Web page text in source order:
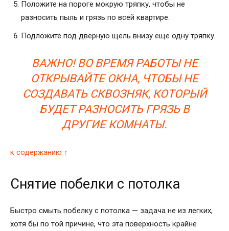
Положите на пороге мокрую тряпку, чтобы не
разносить пыль и грязь по всей квартире.
Подложите под дверную щель внизу еще одну тряпку.
ВАЖНО! ВО ВРЕМЯ РАБОТЫ НЕ
ОТКРЫВАЙТЕ ОКНА, ЧТОБЫ НЕ
СОЗДАВАТЬ СКВОЗНЯК, КОТОРЫЙ
БУДЕТ РАЗНОСИТЬ ГРЯЗЬ В
ДРУГИЕ КОМНАТЫ.
к содержанию ↑
Снятие побелки с потолка
Быстро смыть побелку с потолка — задача не из легких,
хотя бы по той причине, что эта поверхность крайне